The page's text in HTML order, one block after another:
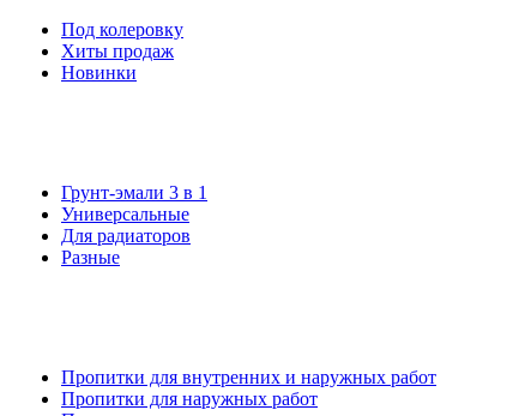
Под колеровку
Хиты продаж
Новинки
Грунт-эмали 3 в 1
Универсальные
Для радиаторов
Разные
Пропитки для внутренних и наружных работ
Пропитки для наружных работ